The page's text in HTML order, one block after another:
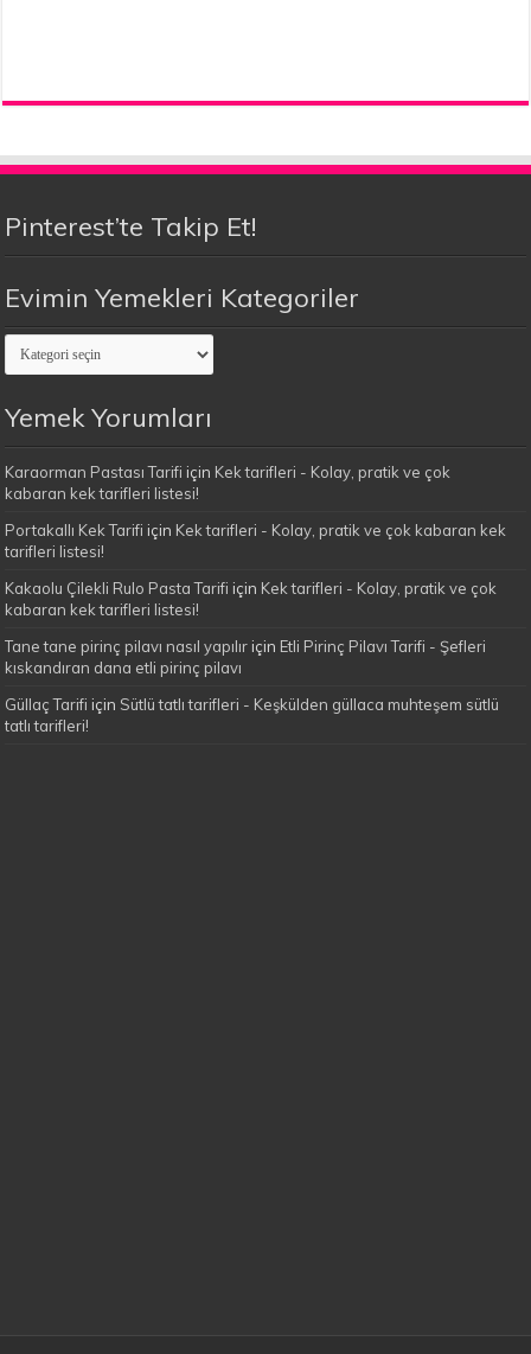
Pinterest’te Takip Et!
Evimin Yemekleri Kategoriler
Evimin
Yemekleri
Kategoriler
Yemek Yorumları
Karaorman Pastası Tarifi için Kek tarifleri - Kolay, pratik ve çok
kabaran kek tarifleri listesi!
Portakallı Kek Tarifi için Kek tarifleri - Kolay, pratik ve çok kabaran kek
tarifleri listesi!
Kakaolu Çilekli Rulo Pasta Tarifi için Kek tarifleri - Kolay, pratik ve çok
kabaran kek tarifleri listesi!
Tane tane pirinç pilavı nasıl yapılır için Etli Pirinç Pilavı Tarifi - Şefleri
kıskandıran dana etli pirinç pilavı
Güllaç Tarifi için Sütlü tatlı tarifleri - Keşkülden güllaca muhteşem sütlü
tatlı tarifleri!